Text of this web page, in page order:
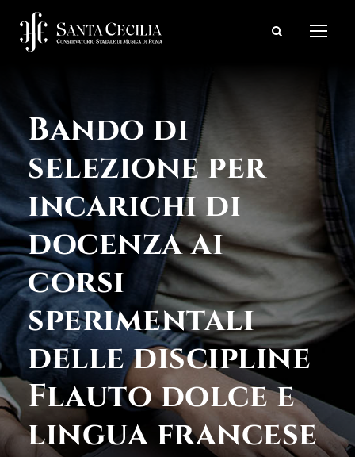
Bando di
selezione per
incarichi di
docenza ai
corsi
sperimentali
delle discipline
Flauto dolce e
lingua francese